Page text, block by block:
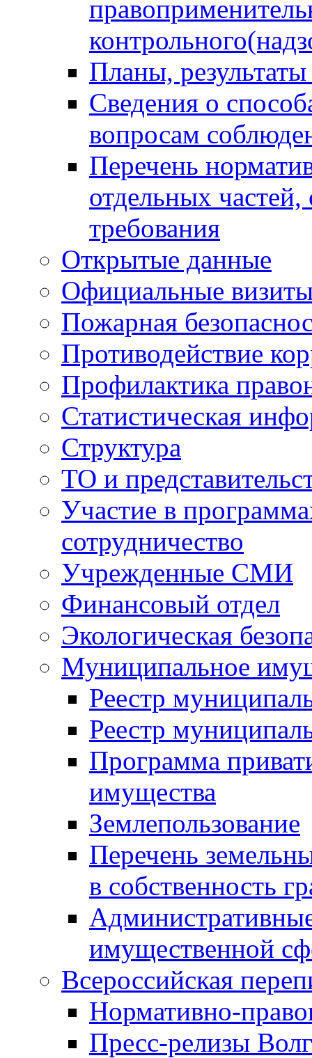
Планы,
Сведения о
вопросам
Перечень
отдельных
требования
Открытые данные
Официальные
Пожарная
Противодействие
Профилактика
Статистическая
Структура
ТО и
Участие в
сотрудничество
Учрежденные СМИ
Финансовый отдел
Экологическая
Муниципальное
Реестр
Реестр
Программа
имущества
Землепользование
Перечень
в собственность
имущественной
Всероссийская
Нормативно-
Пресс-релизы